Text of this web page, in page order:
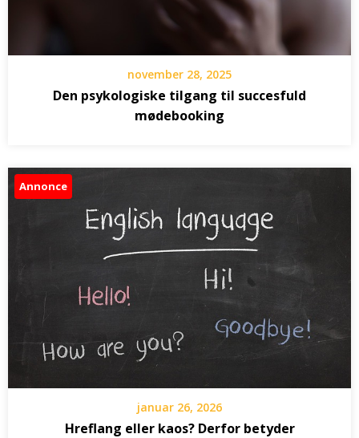
november 28, 2025
Den psykologiske tilgang til succesfuld
mødebooking
Annonce
januar 26, 2026
Hreflang eller kaos? Derfor betyder